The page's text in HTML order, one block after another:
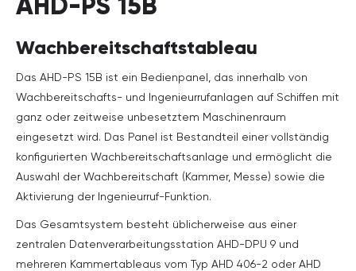
Wachbereitschaftstableau
Das AHD-PS 15B ist ein Bedienpanel, das innerhalb von
Wachbereitschafts- und Ingenieurrufanlagen auf Schiffen mit
ganz oder zeitweise unbesetztem Maschinenraum
eingesetzt wird. Das Panel ist Bestandteil einer vollständig
konfigurierten Wachbereitschaftsanlage und ermöglicht die
Auswahl der Wachbereitschaft (Kammer, Messe) sowie die
Aktivierung der Ingenieurruf-Funktion.
Das Gesamtsystem besteht üblicherweise aus einer
zentralen Datenverarbeitungsstation AHD-DPU 9 und
mehreren Kammertableaus vom Typ AHD 406-2 oder AHD